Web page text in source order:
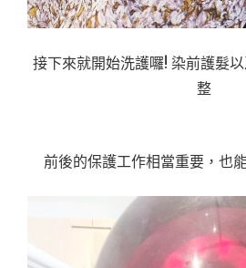
接下來就開始洗護囉! 染前護髮
整
前後的保護工作相當重要，也